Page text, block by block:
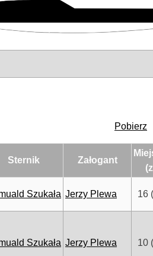
Pobierz
Sternik Załogant
Szukała Jerzy Plewa 16
Szukała Jerzy Plewa 10